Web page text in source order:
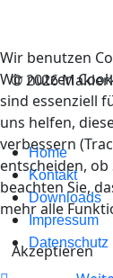
© 2026
Home
Kontakt
Downloads
Impressum
Datenschutz
Wir benutzen
Wir nutzen
sind essenziell
uns helfen,
verbessern
entscheiden, ob
beachten Sie,
mehr alle
Akzeptieren